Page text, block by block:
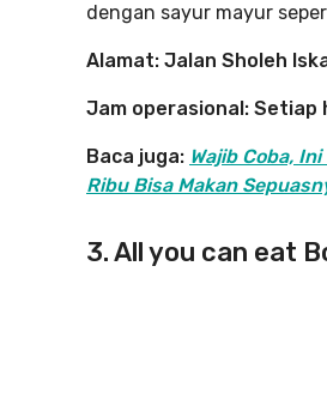
dengan sayur mayur
Alamat: Jalan Sholeh
Jam operasional: Setiap
Baca juga: Wajib Coba,
Ribu Bisa Makan
3. All you can eat